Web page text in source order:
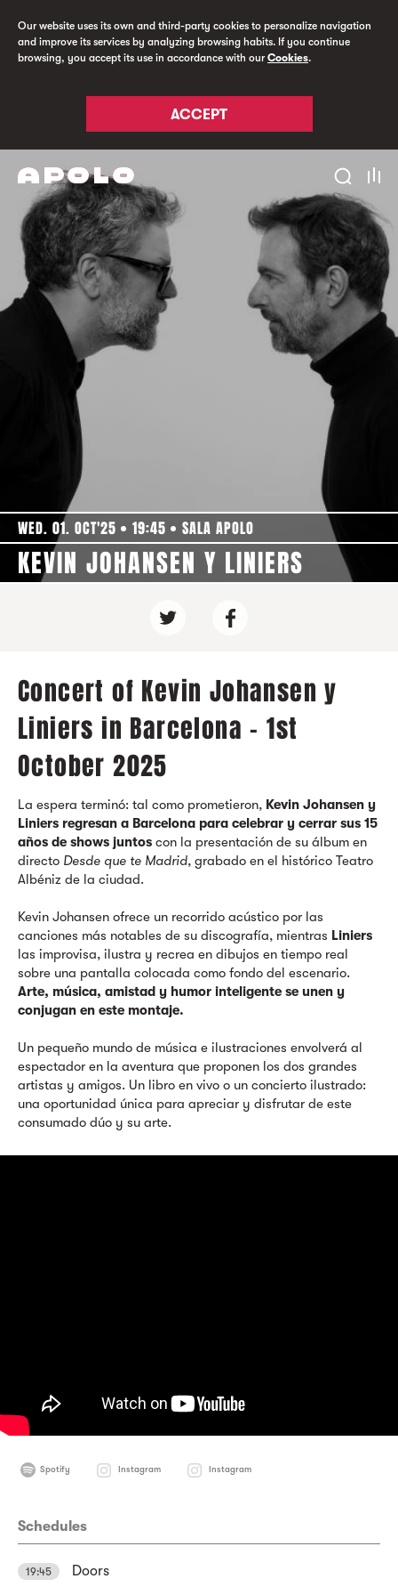
Our website uses its own and third-party cookies to personalize navigation
and improve its services by analyzing browsing habits. If you continue
browsing, you accept its use in accordance with ourCookies.
ACCEPT
WED. 01. OCT'25 19:45 SALA APOLO
KEVIN JOHANSEN Y LINIERS
Concert of Kevin Johansen y
Liniers in Barcelona - 1st
October 2025
La espera terminó: tal como prometieron, Kevin Johansen y
Liniers regresan a Barcelona para celebrar y cerrar sus 15
años de shows juntos con la presentación de su álbum en
directo Desde que te Madrid, grabado en el histórico Teatro
Albéniz de la ciudad.
Kevin Johansen ofrece un recorrido acústico por las
canciones más notables de su discografía, mientras Liniers
las improvisa, ilustra y recrea en dibujos en tiempo real
sobre una pantalla colocada como fondo del escenario.
Arte, música, amistad y humor inteligente se unen y
conjugan en este montaje.
Un pequeño mundo de música e ilustraciones envolverá al
espectador en la aventura que proponen los dos grandes
artistas y amigos. Un libro en vivo o un concierto ilustrado:
una oportunidad única para apreciar y disfrutar de este
consumado dúo y su arte.
Spotify Instagram Instagram
Schedules
19:45 Doors